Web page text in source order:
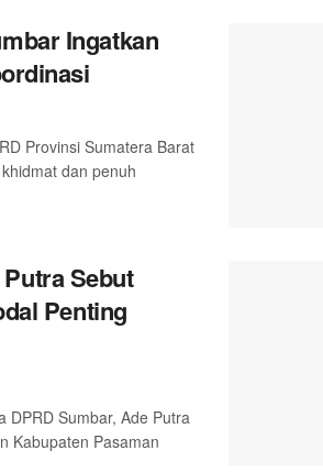
Ingatkan
Provinsi Sumatera Barat
dan penuh
Sebut
Penting
DPRD Sumbar, Ade Putra
Kabupaten Pasaman